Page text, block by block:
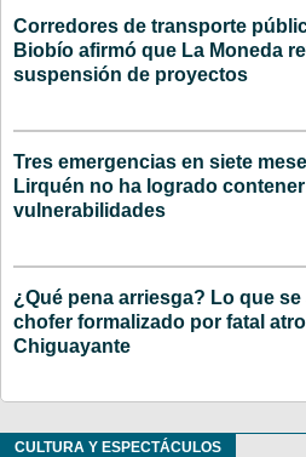
Corredores de transporte
Biobío afirmó que La Moneda
suspensión de proyectos
Tres emergencias en siete
Lirquén no ha logrado
vulnerabilidades
¿Qué pena arriesga? Lo que se
chofer formalizado por fatal
Chiguayante
CULTURA Y ESPECTÁCULOS